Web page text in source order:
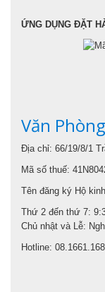
ỨNG DỤNG ĐẶT
Văn
Địa chỉ: 66/19/8/1
Mã số thuế:
Tên đăng ký Hộ
Thứ 2 đến thứ 7:
Chủ nhật và Lễ:
Hotline: